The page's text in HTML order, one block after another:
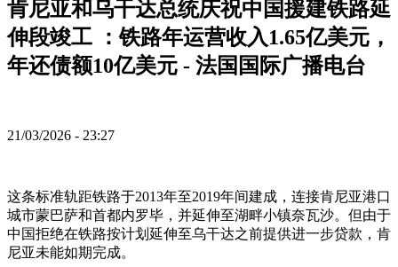
肯尼亚和乌干达总统庆祝中国援建铁路延
伸段竣工 ：铁路年运营收入1.65亿美元，
年还债额10亿美元 - 法国国际广播电台
21/03/2026 - 23:27
这条标准轨距铁路于2013年至2019年间建成，连接肯尼亚港口
城市蒙巴萨和首都内罗毕，并延伸至湖畔小镇奈瓦沙。但由于
中国拒绝在铁路按计划延伸至乌干达之前提供进一步贷款，肯
尼亚未能如期完成。